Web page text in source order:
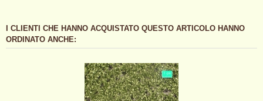
I CLIENTI CHE HANNO ACQUISTATO QUESTO ARTICOLO HANNO
ORDINATO ANCHE: